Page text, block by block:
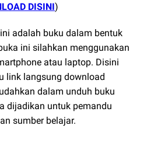
DISINI)
adalah buku dalam bentuk
ini silahkan menggunakan
atau laptop. Disini
link langsung download
dalam unduh buku
dijadikan untuk pemandu
sumber belajar.